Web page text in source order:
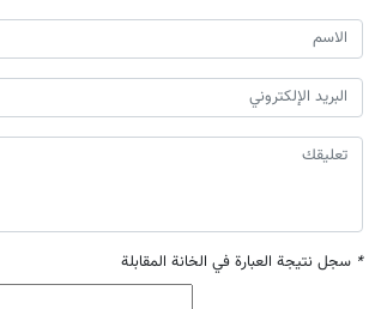
* سجل نتيجة العبارة في الخانة المقابلة